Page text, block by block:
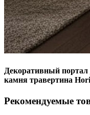
Декоративный
камня травертина
Рекомендуемые